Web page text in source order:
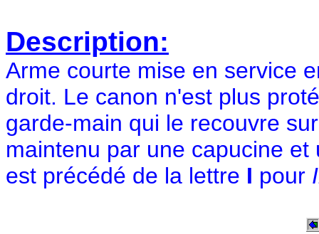
Description:
Arme courte mise en service
droit. Le canon n'est plus
garde-main qui le recouvre
maintenu par une capucine
est précédé de la lettre I pour